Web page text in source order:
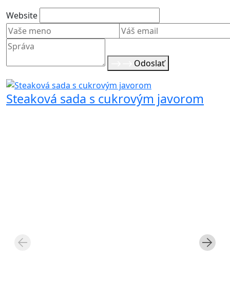
Website
Odoslať
Steaková sada s cukrovým javorom